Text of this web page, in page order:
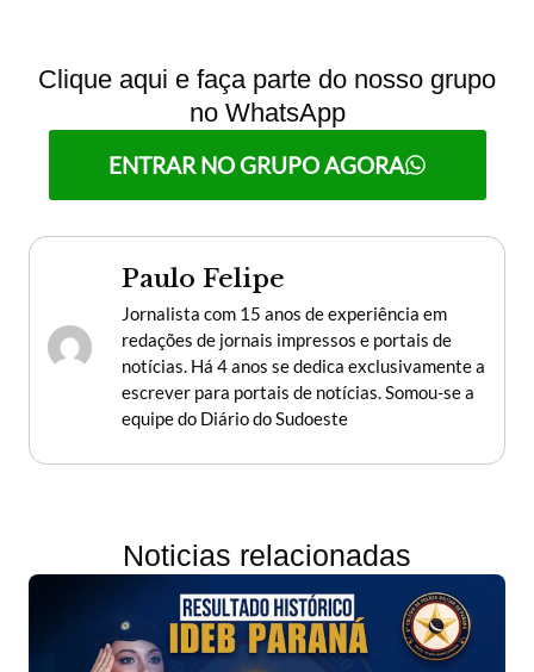
Clique aqui e faça parte do nosso grupo
no WhatsApp
ENTRAR NO GRUPO AGORA
Paulo Felipe
Jornalista com 15 anos de experiência em
redações de jornais impressos e portais de
notícias. Há 4 anos se dedica exclusivamente a
escrever para portais de notícias. Somou-se a
equipe do Diário do Sudoeste
Noticias relacionadas